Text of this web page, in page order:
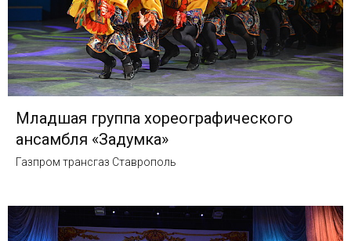
Младшая группа хореографического
ансамбля «Задумка»
Газпром трансгаз Ставрополь